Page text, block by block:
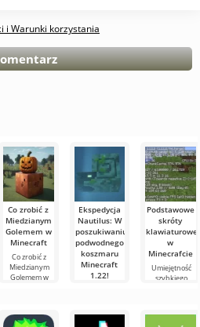
i Warunki korzystania
Co zrobić z
Miedzianym
Golemem w
Minecraft
Co zrobić z
Miedzianym
Golemem w
zawsze coś się
Ekspedycja
Nautilus: W
poszukiwaniu
podwodnego
koszmaru
Minecraft
1.22!
Szczerze
Podstawowe
skróty
klawiaturowe
w
Minecrafcie
Umiejętność
szybkiego
zarządzania to